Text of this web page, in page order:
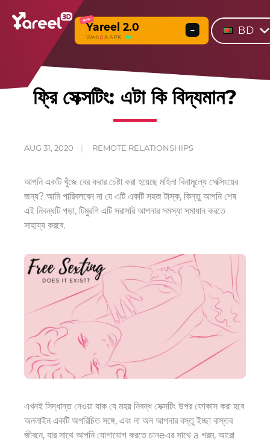
NEW
Yareel 2.0
Webβ & APK
→ BD
ফ্রি সেক্সটিং: এটা কি বিদ্যমান?
AUG 31, 2020 REMOTE RELATIONSHIPS
আপনি একটি খুঁজে বের করার চেষ্টা করা হয়েছে মহিলা বিনামূল্যে সেক্সিংয়ের
জন্য? আমি পারিবলবেন না যে এটি একটিসহজ টাস্ক, কিন্তুআপনি শেষ
এই নিবন্ধটি পড়া, টিমুরগি এটি সরাসরি আপনার সমস্যা সমাধান করতে
সাহায্য করবে.
এখনই সিদ্ধান্ত নেওয়া যাক যে মহয় নিবন্ধ সেক্সটিং উপর ফোকাস করা হবে
অনলাইন একটি অপরিচিত সঙ্গে, এবং না অন আপনার বস্তুইচ্ছা বাস্তব
জীবনে, যার সাথে আপনি যোগাযোগ করতে চানeএর সাথে a গরম, আরো